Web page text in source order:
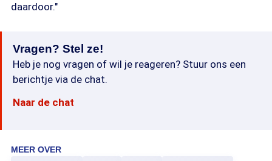
daardoor."
Vragen? Stel ze!
Heb je nog vragen of wil je reageren? Stuur ons een
berichtje via de chat.
Naar de chat
MEER OVER